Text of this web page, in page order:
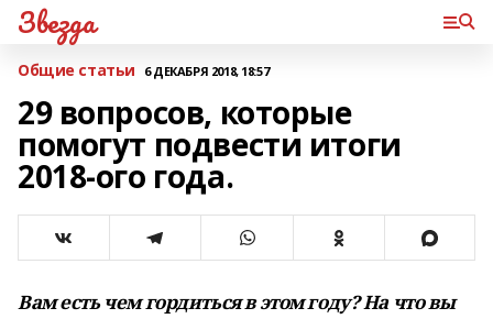
Звезда
Общие статьи 6 ДЕКАБРЯ 2018, 18:57
29 вопросов, которые
помогут подвести итоги
2018-ого года.
Вам есть чем гордиться в этом году? На что вы